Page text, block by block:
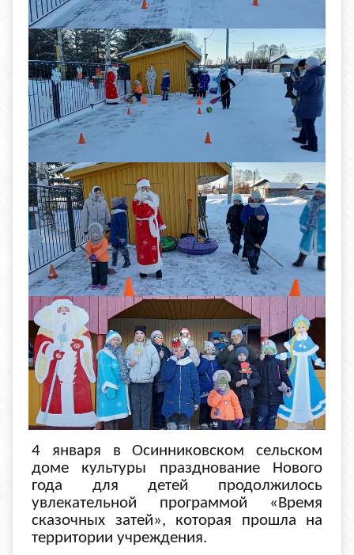
4 января в Осинниковском сельском
доме культуры празднование Нового
года для детей продолжилось
увлекательной программой «Время
сказочных затей», которая прошла на
территории учреждения.